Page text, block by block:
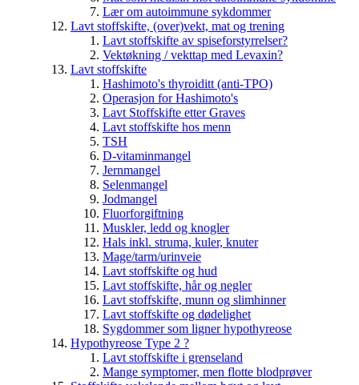
Lær om autoimmune sykdommer
Lavt stoffskifte, (over)vekt, mat og trening
Lavt stoffskifte av spiseforstyrrelser?
Vektøkning / vekttap med Levaxin?
Lavt stoffskifte
Hashimoto's thyroiditt (anti-TPO)
Operasjon for Hashimoto's
Lavt Stoffskifte etter Graves
Lavt stoffskifte hos menn
TSH
D-vitaminmangel
Jernmangel
Selenmangel
Jodmangel
Fluorforgiftning
Muskler, ledd og knogler
Hals inkl. struma, kuler, knuter
Mage/tarm/urinveie
Lavt stoffskifte og hud
Lavt stoffskifte, hår og negler
Lavt stoffskifte, munn og slimhinner
Lavt stoffskifte og dødelighet
Sygdommer som ligner hypothyreose
Hypothyreose Type 2 ?
Lavt stoffskifte i grenseland
Mange symptomer, men flotte blodprøver